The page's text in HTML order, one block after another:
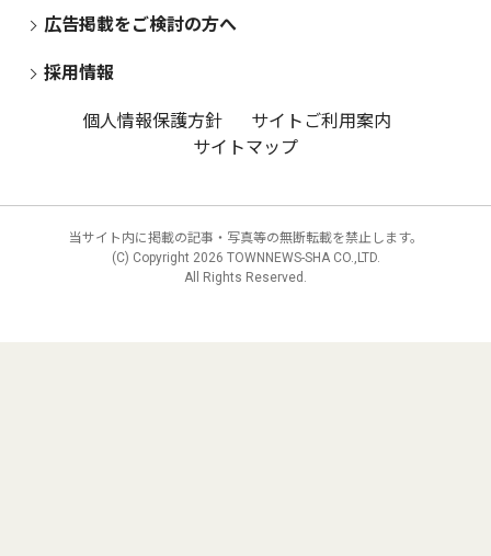
広告掲載をご検討の方へ
採用情報
個人情報保護方針
サイトご利用案内
サイトマップ
当サイト内に掲載の記事・写真等の無断転載を禁止します。
(C) Copyright 2026 TOWNNEWS-SHA CO.,LTD.
All Rights Reserved.